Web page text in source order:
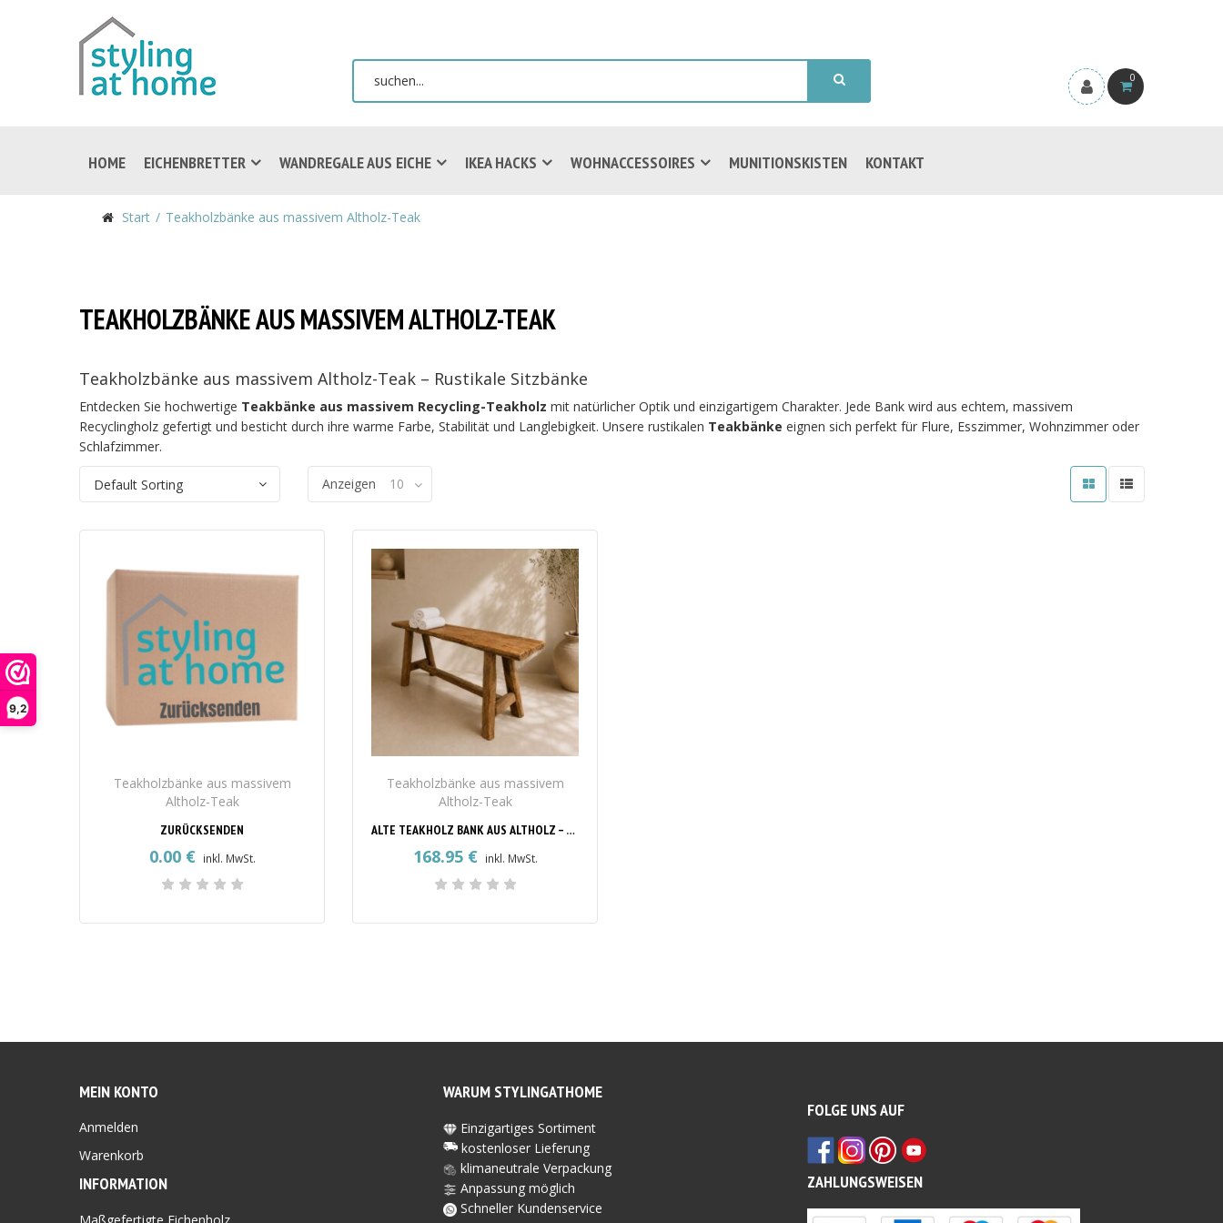
9,2
0
HOME EICHENBRETTER WANDREGALE AUS EICHE IKEA HACKS WOHNACCESSOIRES MUNITIONSKISTEN KONTAKT
Start Teakholzbänke aus massivem Altholz-Teak
TEAKHOLZBÄNKE AUS MASSIVEM ALTHOLZ-TEAK
Teakholzbänke aus massivem Altholz-Teak – Rustikale Sitzbänke
Entdecken Sie hochwertige Teakbänke aus massivem Recycling-Teakholz mit natürlicher Optik und einzigartigem Charakter. Jede Bank wird aus echtem, massivem
Recyclingholz gefertigt und besticht durch ihre warme Farbe, Stabilität und Langlebigkeit. Unsere rustikalen Teakbänke eignen sich perfekt für Flure, Esszimmer, Wohnzimmer oder
Schlafzimmer.
Anzeigen 10
Teakholzbänke aus massivem
Altholz-Teak
ZURÜCKSENDEN
0.00 € inkl. MwSt.
Teakholzbänke aus massivem
Altholz-Teak
ALTE TEAKHOLZ BANK AUS ALTHOLZ – RUSTIKALE SITZBANK
168.95 € inkl. MwSt.
MEIN KONTO
Anmelden
Warenkorb
INFORMATION
WARUM STYLINGATHOME
Einzigartiges Sortiment
kostenloser Lieferung
klimaneutrale Verpackung
Anpassung möglich
Schneller Kundenservice
FOLGE UNS AUF
ZAHLUNGSWEISEN